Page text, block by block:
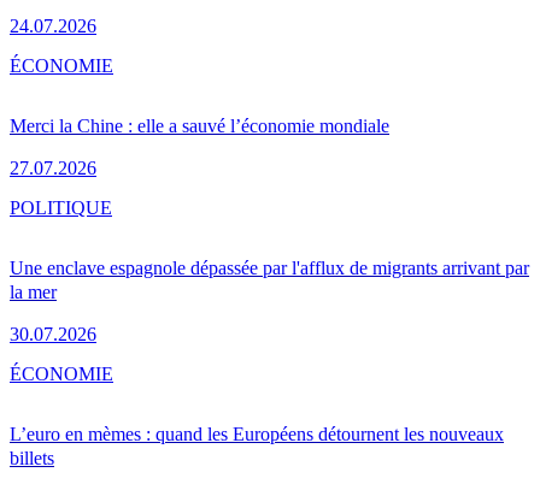
24.07.2026
Merci la Chine : elle a sauvé l’économie mondiale
27.07.2026
ÉCONOMIE
Une enclave espagnole dépassée par l'afflux de migrants arrivant par
la mer
30.07.2026
POLITIQUE
L’euro en mèmes : quand les Européens détournent les nouveaux
billets
ÉCONOMIE